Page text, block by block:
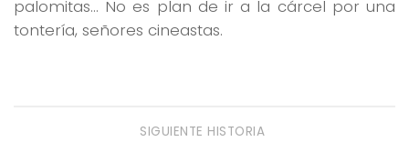
palomitas… No es plan de ir a la cárcel por una
tontería, señores cineastas.
SIGUIENTE HISTORIA